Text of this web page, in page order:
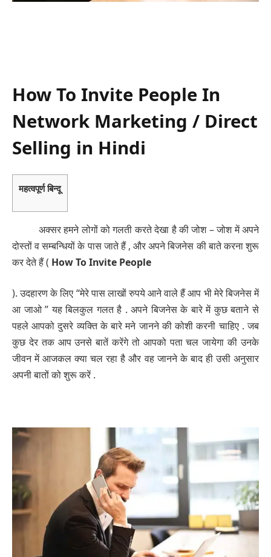
How To Invite People In
Network Marketing / Direct
Selling in Hindi
महत्वपूर्ण बिन्दू
अक्सर हमने लोगों को गलती करते देखा है की जोश – जोश में अपने
दोस्तों व सम्बन्धियों के पास जाते हैं , और अपने बिजनेस की बाते करना शुरू
कर देते हैं ( How To Invite People
). उदहारण के लिए “मेरे पास लाखों रुपये आने वाले हैं आप भी मेरे बिजनेस में
आ जाओ ” यह बिलकुल गलत है . अपने बिजनेस के बारे में कुछ बताने से
पहले आपको दुसरे व्यक्ति के बारे मने जानने की कोशी करनी चाहिए . जब
कुछ देर तक आप उनसे बातें करेंगे तो आपको पता चल जायेगा की उनके
जीवन में आजकल क्या चल रहा है और वह जानने के बाद ही उसी अनुसार
अपनी बातों को शुरू करें .